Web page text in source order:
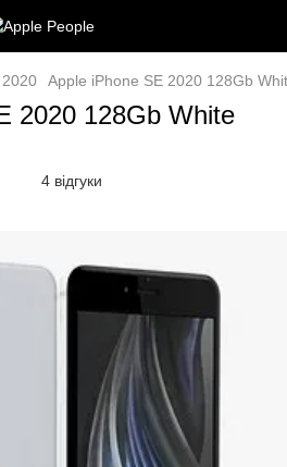
Apple iPhone SE 2020 128Gb
2020 128Gb White
4 відгуки